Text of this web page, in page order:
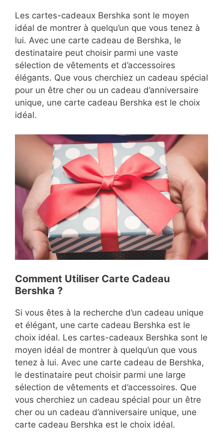
Les cartes-cadeaux Bershka sont le moyen
idéal de montrer à quelqu’un que vous tenez à
lui. Avec une carte cadeau de Bershka, le
destinataire peut choisir parmi une vaste
sélection de vêtements et d’accessoires
élégants. Que vous cherchiez un cadeau spécial
pour un être cher ou un cadeau d’anniversaire
unique, une carte cadeau Bershka est le choix
idéal.
Comment Utiliser Carte Cadeau
Bershka ?
Si vous êtes à la recherche d’un cadeau unique
et élégant, une carte cadeau Bershka est le
choix idéal. Les cartes-cadeaux Bershka sont le
moyen idéal de montrer à quelqu’un que vous
tenez à lui. Avec une carte cadeau de Bershka,
le destinataire peut choisir parmi une large
sélection de vêtements et d’accessoires. Que
vous cherchiez un cadeau spécial pour un être
cher ou un cadeau d’anniversaire unique, une
carte cadeau Bershka est le choix idéal.